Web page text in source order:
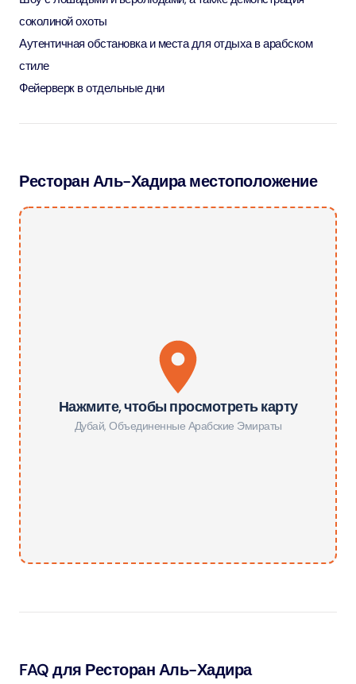
соколиной охоты
Аутентичная обстановка и места для отдыха в арабском
стиле
Фейерверк в отдельные дни
Ресторан Аль-Хадира местоположение
Нажмите, чтобы просмотреть карту
Дубай, Объединенные Арабские Эмираты
FAQ для Ресторан Аль-Хадира